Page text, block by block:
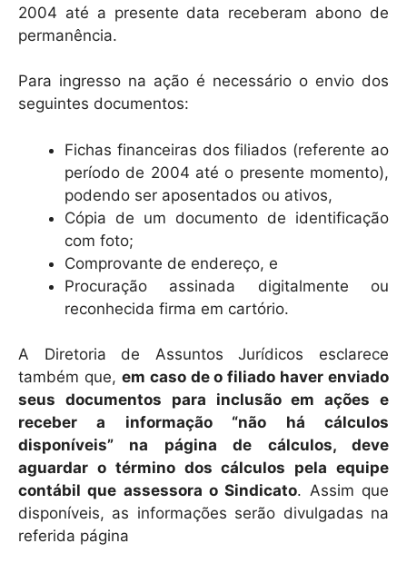
2004 até a presente data receberam abono de
permanência.
Para ingresso na ação é necessário o envio dos
seguintes documentos:
Fichas financeiras dos filiados (referente ao
período de 2004 até o presente momento),
podendo ser aposentados ou ativos,
Cópia de um documento de identificação
com foto;
Comprovante de endereço, e
Procuração assinada digitalmente ou
reconhecida firma em cartório.
A Diretoria de Assuntos Jurídicos esclarece
também que, em caso de o filiado haver enviado
seus documentos para inclusão em ações e
receber a informação “não há cálculos
disponíveis” na página de cálculos, deve
aguardar o término dos cálculos pela equipe
contábil que assessora o Sindicato. Assim que
disponíveis, as informações serão divulgadas na
referida página